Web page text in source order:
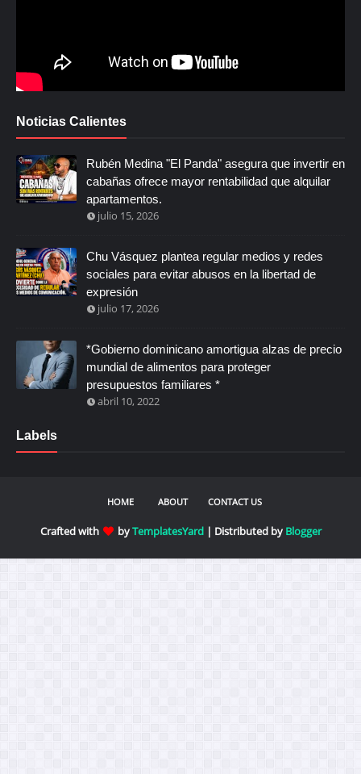
Noticias Calientes
Rubén Medina "El Panda" asegura que invertir en
cabañas ofrece mayor rentabilidad que alquilar
apartamentos.
julio 15, 2026
Chu Vásquez plantea regular medios y redes
sociales para evitar abusos en la libertad de
expresión
julio 17, 2026
*Gobierno dominicano amortigua alzas de precio
mundial de alimentos para proteger
presupuestos familiares *
abril 10, 2022
Labels
HOME ABOUT CONTACT US
Crafted with byTemplatesYard| Distributed by Blogger